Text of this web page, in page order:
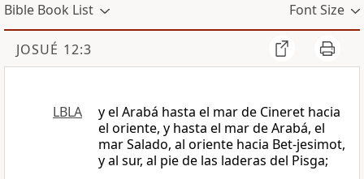
Bible Book List Font Size
JOSUÉ 12:3
LBLA
y el Arabá hasta el mar de Cineret hacia
el oriente, y hasta el mar de Arabá, el
mar Salado, al oriente hacia Bet-jesimot,
y al sur, al pie de las laderas del Pisga;